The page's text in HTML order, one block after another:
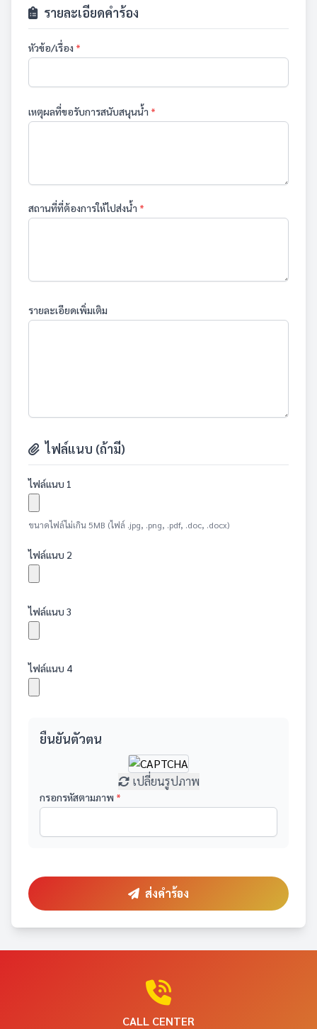
รายละเอียดคำร้อง
หัวข้อ/เรื่อง *
เหตุผลที่ขอรับการสนับสนุนน้ำ *
สถานที่ที่ต้องการให้ไปส่งน้ำ *
รายละเอียดเพิ่มเติม
ไฟล์แนบ (ถ้ามี)
ไฟล์แนบ 1
ขนาดไฟล์ไม่เกิน 5MB (ไฟล์ .jpg, .png, .pdf, .doc, .docx)
ไฟล์แนบ 2
ไฟล์แนบ 3
ไฟล์แนบ 4
ยืนยันตัวตน
เปลี่ยนรูปภาพ
กรอกรหัสตามภาพ *
ส่งคำร้อง
CALL CENTER